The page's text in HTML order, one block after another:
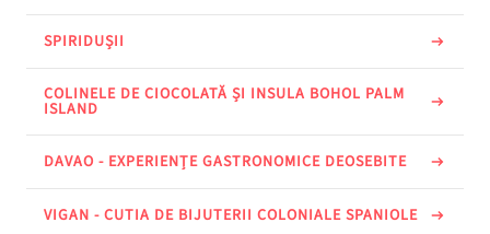
SPIRIDUȘII
COLINELE DE CIOCOLATĂ ȘI INSULA BOHOL PALM
ISLAND
DAVAO - EXPERIENȚE GASTRONOMICE DEOSEBITE
VIGAN - CUTIA DE BIJUTERII COLONIALE SPANIOLE